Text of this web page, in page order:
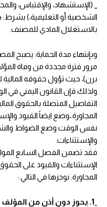
_ (الإستشهاد، والإقتباس،
الشخصية أو التعليمية،) بشرط:
بالاستغلال المادي للمصنف.
وبإنتهاء مدة الحماية: يصبح
برن)، حيث تؤول حقوقه المالية
ولذلك فإن القانون اليمني في
التفاصيل المتصلة بالحقوق
المجاورة.،وضع ايضاً القيود
نفس الوقت وضع الضواط
والإستثناءات.
الإستثناءات والقيود على
المجاورة. نوجزها في التالي :
_1. يحوز دون أذن من المؤلف